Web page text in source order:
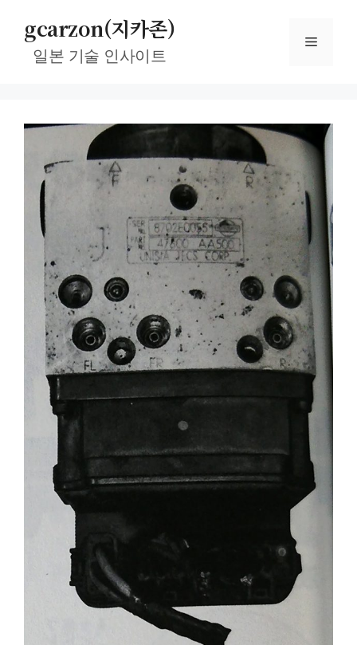
gcarzon(지카존)
일본 기술 인사이트
메